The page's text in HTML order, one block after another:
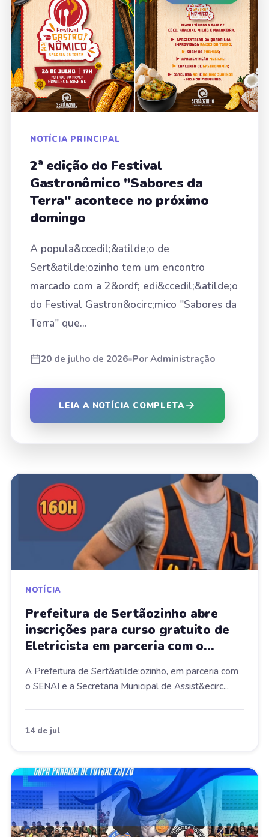
NOTÍCIA PRINCIPAL
2ª edição do Festival
Gastronômico "Sabores da
Terra" acontece no próximo
domingo
A popula&ccedil;&atilde;o de
Sert&atilde;ozinho tem um encontro
marcado com a 2&ordf; edi&ccedil;&atilde;o
do Festival Gastron&ocirc;mico "Sabores da
Terra" que...
20 de julho de 2026•Por Administração
LEIA A NOTÍCIA COMPLETA
NOTÍCIA
Prefeitura de Sertãozinho abre
inscrições para curso gratuito de
Eletricista em parceria com o
A Prefeitura de Sert&atilde;ozinho, em parceria com
o SENAI e a Secretaria Municipal de Assist&ecirc...
14 de jul